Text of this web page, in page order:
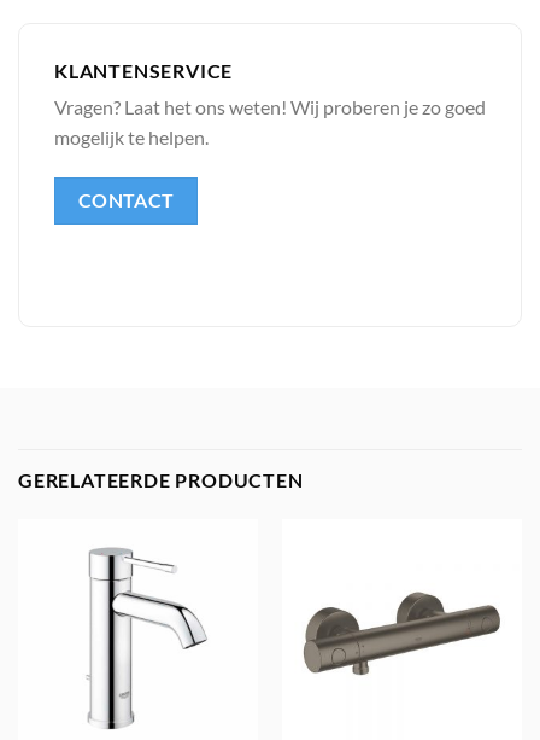
KLANTENSERVICE
Vragen? Laat het ons weten! Wij proberen je zo goed
mogelijk te helpen.
CONTACT
GERELATEERDE PRODUCTEN